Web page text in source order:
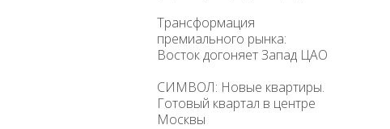
Трансформация
премиального рынка:
Восток догоняет Запад ЦАО
СИМВОЛ: Новые квартиры.
Готовый квартал в центре
Москвы